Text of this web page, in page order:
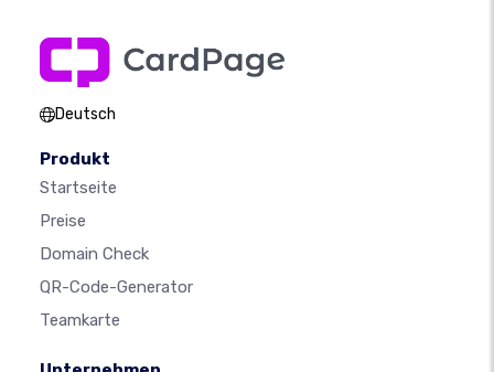
Deutsch
Produkt
Startseite
Preise
Domain Check
QR-Code-Generator
Teamkarte